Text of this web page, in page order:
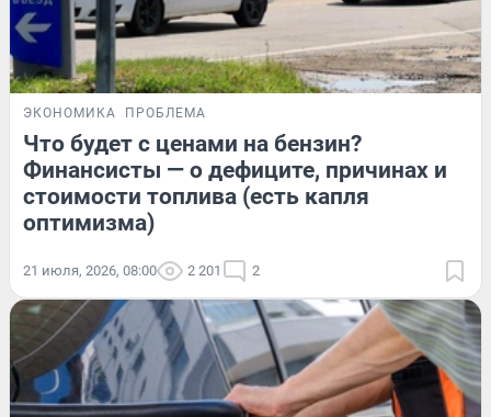
ЭКОНОМИКА ПРОБЛЕМА
Что будет с ценами на бензин?
Финансисты — о дефиците, причинах и
стоимости топлива (есть капля
оптимизма)
21 июля, 2026, 08:00 2 201 2